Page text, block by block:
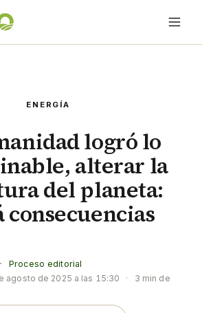
ENERGÍA
logró lo
alterar la
del planeta:
consecuencias
·
Proceso editorial
agosto de 2025 a las 15:30 ·
3 min de